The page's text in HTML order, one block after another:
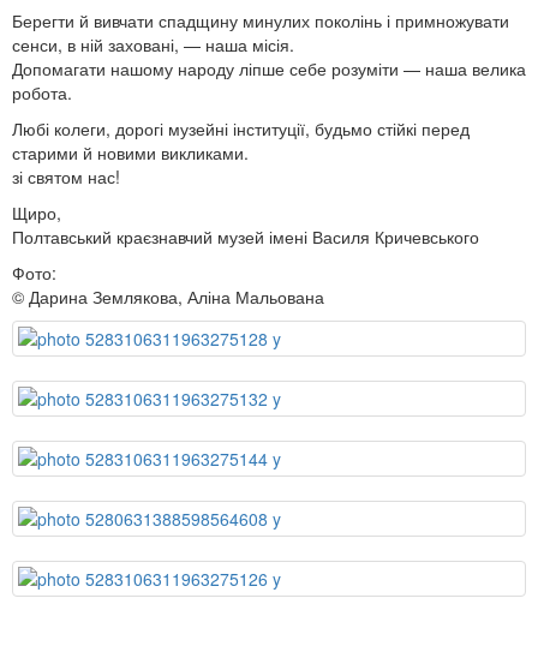
Берегти й вивчати спадщину минулих поколінь і примножувати
сенси, в ній заховані, — наша місія.
Допомагати нашому народу ліпше себе розуміти — наша велика
робота.
Любі колеги, дорогі музейні інституції, будьмо стійкі перед
старими й новими викликами.
зі святом нас!
Щиро,
Полтавський краєзнавчий музей імені Василя Кричевського
Фото:
© Дарина Землякова, Аліна Мальована